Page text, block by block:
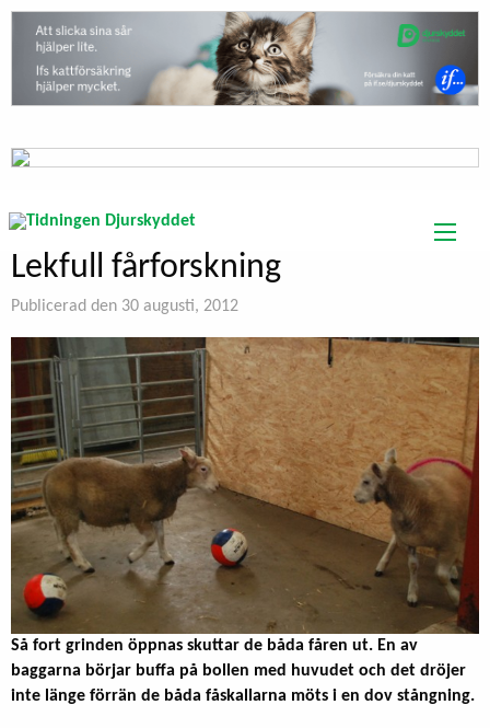
Lekfull fårforskning
Publicerad den 30 augusti, 2012
Så fort grinden öppnas skuttar de båda fåren ut. En av
baggarna börjar buffa på bollen med huvudet och det dröjer
inte länge förrän de båda fåskallarna möts i en dov stångning.